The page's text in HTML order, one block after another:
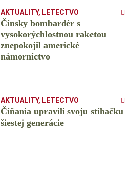
AKTUALITY, LETECTVO
Čínsky bombardér s
vysokorýchlostnou raketou
znepokojil americké
námorníctvo
AKTUALITY, LETECTVO
Číňania upravili svoju stíhačku
šiestej generácie